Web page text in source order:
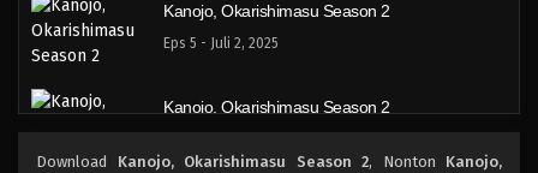
Kanojo, Okarishimasu Season 2
Eps 5 - Juli 2, 2025
Kanojo, Okarishimasu Season 2
Download Kanojo, Okarishimasu Season 2, Nonton Kanojo,